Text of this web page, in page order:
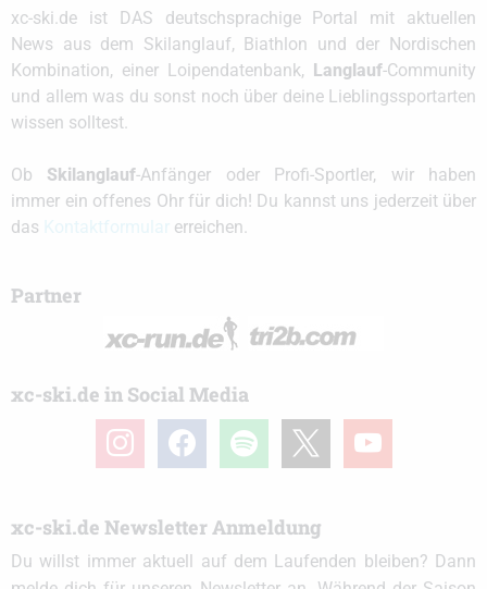
xc-ski.de ist DAS deutschsprachige Portal mit aktuellen
News aus dem Skilanglauf, Biathlon und der Nordischen
Kombination, einer Loipendatenbank, Langlauf-Community
und allem was du sonst noch über deine Lieblingssportarten
wissen solltest.
Ob Skilanglauf-Anfänger oder Profi-Sportler, wir haben
immer ein offenes Ohr für dich! Du kannst uns jederzeit über
das
erreichen.
Partner
xc-ski.de in Social Media
instagramfacebook spotify youtube
xc-ski.de Newsletter Anmeldung
Du willst immer aktuell auf dem Laufenden bleiben? Dann